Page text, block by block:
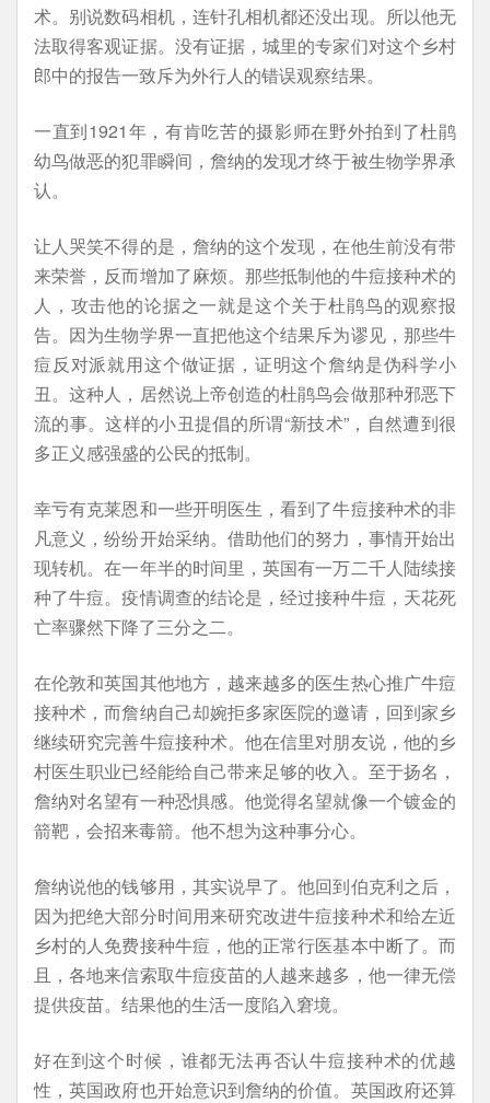
术。别说数码相机，连针孔相机都还没出现。所以他无
法取得客观证据。没有证据，城里的专家们对这个乡村
郎中的报告一致斥为外行人的错误观察结果。
一直到1921年，有肯吃苦的摄影师在野外拍到了杜鹃
幼鸟做恶的犯罪瞬间，詹纳的发现才终于被生物学界承
认。
让人哭笑不得的是，詹纳的这个发现，在他生前没有带
来荣誉，反而增加了麻烦。那些抵制他的牛痘接种术的
人，攻击他的论据之一就是这个关于杜鹃鸟的观察报
告。因为生物学界一直把他这个结果斥为谬见，那些牛
痘反对派就用这个做证据，证明这个詹纳是伪科学小
丑。这种人，居然说上帝创造的杜鹃鸟会做那种邪恶下
流的事。这样的小丑提倡的所谓“新技术”，自然遭到很
多正义感强盛的公民的抵制。
幸亏有克莱恩和一些开明医生，看到了牛痘接种术的非
凡意义，纷纷开始采纳。借助他们的努力，事情开始出
现转机。在一年半的时间里，英国有一万二千人陆续接
种了牛痘。疫情调查的结论是，经过接种牛痘，天花死
亡率骤然下降了三分之二。
在伦敦和英国其他地方，越来越多的医生热心推广牛痘
接种术，而詹纳自己却婉拒多家医院的邀请，回到家乡
继续研究完善牛痘接种术。他在信里对朋友说，他的乡
村医生职业已经能给自己带来足够的收入。至于扬名，
詹纳对名望有一种恐惧感。他觉得名望就像一个镀金的
箭靶，会招来毒箭。他不想为这种事分心。
詹纳说他的钱够用，其实说早了。他回到伯克利之后，
因为把绝大部分时间用来研究改进牛痘接种术和给左近
乡村的人免费接种牛痘，他的正常行医基本中断了。而
且，各地来信索取牛痘疫苗的人越来越多，他一律无偿
提供疫苗。结果他的生活一度陷入窘境。
好在到这个时候，谁都无法再否认牛痘接种术的优越
性，英国政府也开始意识到詹纳的价值。英国政府还算